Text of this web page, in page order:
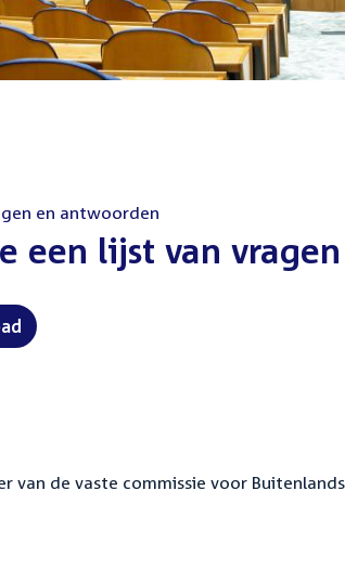
en antwoorden
een lijst van
van de vaste commissie voor